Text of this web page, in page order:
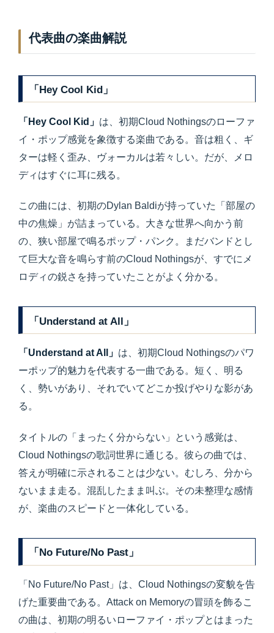
代表曲の楽曲解説
「Hey Cool Kid」
「Hey Cool Kid」 は、初期Cloud Nothingsのローファ
イ・ポップ感覚を象徴する楽曲である。音は粗く、ギ
ターは軽く歪み、ヴォーカルは若々しい。だが、メロ
ディはすぐに耳に残る。
この曲には、初期のDylan Baldiが持っていた「部屋の
中の焦燥」が詰まっている。大きな世界へ向かう前
の、狭い部屋で鳴るポップ・パンク。まだバンドとし
て巨大な音を鳴らす前のCloud Nothingsが、すでにメ
ロディの鋭さを持っていたことがよく分かる。
「Understand at All」
「Understand at All」 は、初期Cloud Nothingsのパワ
ーポップ的魅力を代表する一曲である。短く、明る
く、勢いがあり、それでいてどこか投げやりな影があ
る。
タイトルの「まったく分からない」という感覚は、
Cloud Nothingsの歌詞世界に通じる。彼らの曲では、
答えが明確に示されることは少ない。むしろ、分から
ないまま走る。混乱したまま叫ぶ。その未整理な感情
が、楽曲のスピードと一体化している。
「No Future/No Past」
「No Future/No Past」は、Cloud Nothingsの変貌を告
げた重要曲である。Attack on Memoryの冒頭を飾るこ
の曲は、初期の明るいローファイ・ポップとはまった